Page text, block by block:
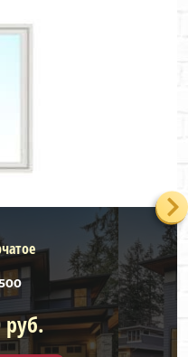
руб.